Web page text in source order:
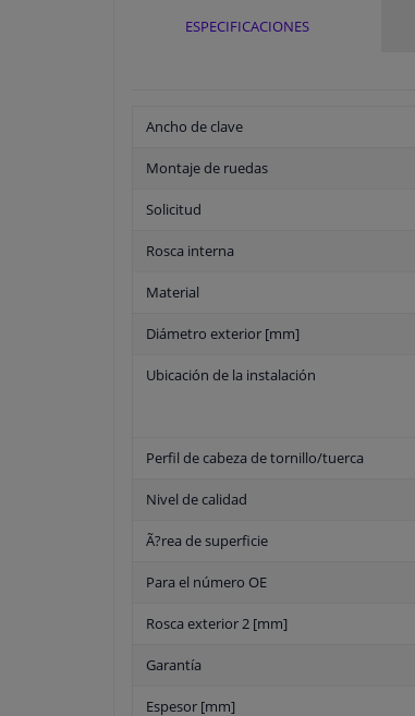
ESPECIFICACIONES
Ancho de clave
Montaje de ruedas
Solicitud
Rosca interna
Material
Diámetro exterior [mm]
Ubicación de la instalación
Perfil de cabeza de tornillo/tuerca
Nivel de calidad
Ã?rea de superficie
Para el número OE
Rosca exterior 2 [mm]
Garantía
Espesor [mm]